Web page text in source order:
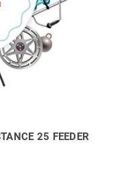
25 FEEDER